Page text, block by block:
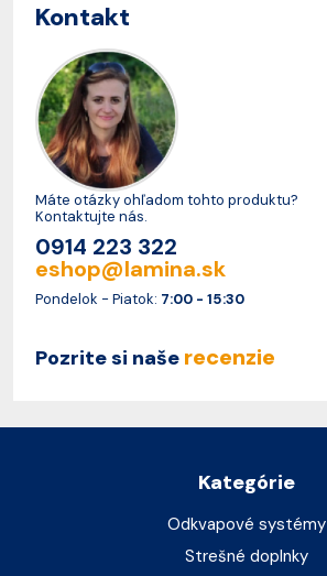
Kontakt
Máte otázky ohľadom tohto produktu?
Kontaktujte nás.
0914 223 322
eshop@lamina.sk
Pondelok - Piatok: 7:00 - 15:30
Pozrite si naše recenzie
Kategórie
Odkvapové systémy
Strešné doplnky